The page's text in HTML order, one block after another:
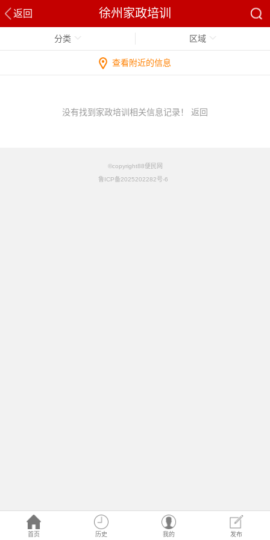
返回 徐州家政培训
首页 历史 我的 发布
分类 区域
查看附近的信息
没有找到家政培训相关信息记录！ 返回
©copyright88便民网
鲁ICP备2025202282号-6